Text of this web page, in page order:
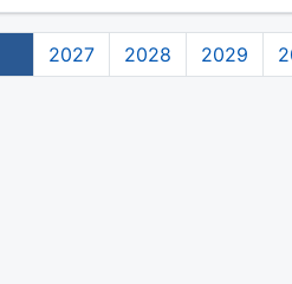
2027 2028 2029